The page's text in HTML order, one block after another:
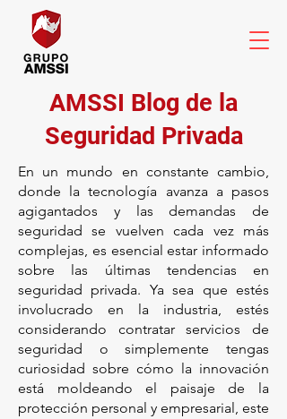
AMSSI Blog de la
Seguridad Privada
En un mundo en constante cambio,
donde la tecnología avanza a pasos
agigantados y las demandas de
seguridad se vuelven cada vez más
complejas, es esencial estar informado
sobre las últimas tendencias en
seguridad privada. Ya sea que estés
involucrado en la industria, estés
considerando contratar servicios de
seguridad o simplemente tengas
curiosidad sobre cómo la innovación
está moldeando el paisaje de la
protección personal y empresarial, este